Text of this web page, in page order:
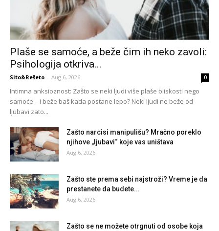
Plaše se samoće, a beže čim ih neko zavoli:
Psihologija otkriva...
Sito&Rešeto - Aug 6, 2026 0
Intimna anksioznost: Zašto se neki ljudi više plaše bliskosti nego
samoće – i beže baš kada postane lepo? Neki ljudi ne beže od
ljubavi zato...
Zašto narcisi manipulišu? Mračno poreklo
njihove „ljubavi“ koje vas uništava
Aug 6, 2026
Zašto ste prema sebi najstroži? Vreme je da
prestanete da budete...
Aug 6, 2026
Zašto se ne možete otrgnuti od osobe koja